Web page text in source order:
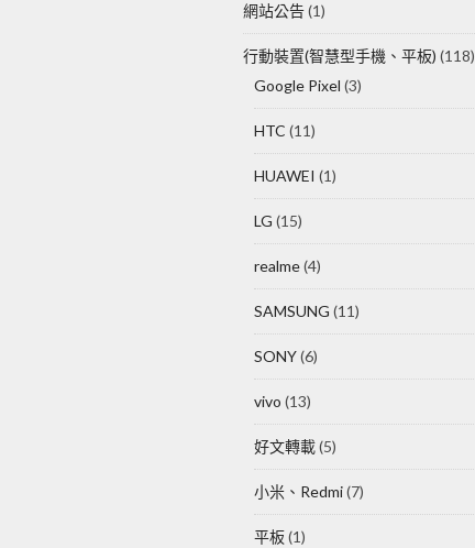
網站公告(1)
行動裝置(智慧型手機、平板) (118)
Google Pixel (3)
HTC (11)
HUAWEI (1)
LG (15)
realme(4)
SAMSUNG (11)
SONY(6)
vivo (13)
好文轉載(5)
小米、Redmi(7)
平板(1)